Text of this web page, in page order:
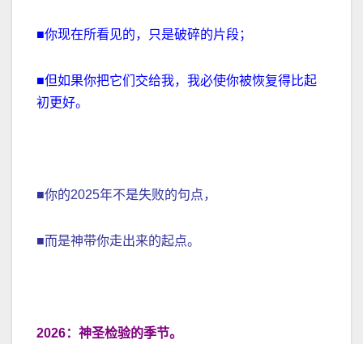
■你现在所看见的，只是破碎的片段；
■但如果你把它们交给我，我必使你被恢复得比起
初更好。
■你的2025年不是失败的句点，
■而是神带你走出来的起点。
2026： 神圣检验的季节。